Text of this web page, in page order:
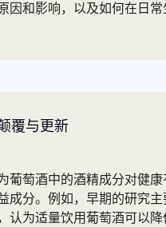
因和影响，以及如何在日常
覆与更新
葡萄酒中的酒精成分对健
成分。例如，早期的研究
认为适量饮用葡萄酒可以